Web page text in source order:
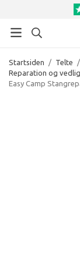
Startsiden / Telte /
Reparation og
Easy Camp